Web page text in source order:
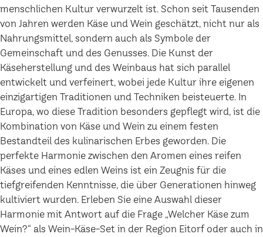
menschlichen Kultur verwurzelt ist. Schon seit Tausenden
von Jahren werden Käse und Wein geschätzt, nicht nur als
Nahrungsmittel, sondern auch als Symbole der
Gemeinschaft und des Genusses. Die Kunst der
Käseherstellung und des Weinbaus hat sich parallel
entwickelt und verfeinert, wobei jede Kultur ihre eigenen
einzigartigen Traditionen und Techniken beisteuerte. In
Europa, wo diese Tradition besonders gepflegt wird, ist die
Kombination von Käse und Wein zu einem festen
Bestandteil des kulinarischen Erbes geworden. Die
perfekte Harmonie zwischen den Aromen eines reifen
Käses und eines edlen Weins ist ein Zeugnis für die
tiefgreifenden Kenntnisse, die über Generationen hinweg
kultiviert wurden. Erleben Sie eine Auswahl dieser
Harmonie mit Antwort auf die Frage „Welcher Käse zum
Wein?“ als Wein-Käse-Set in der Region Eitorf oder auch in